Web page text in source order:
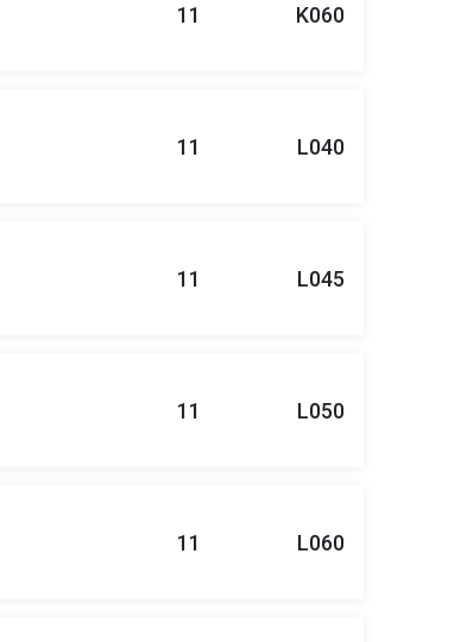
11 K060
11 L040
11 L045
11 L050
11 L060